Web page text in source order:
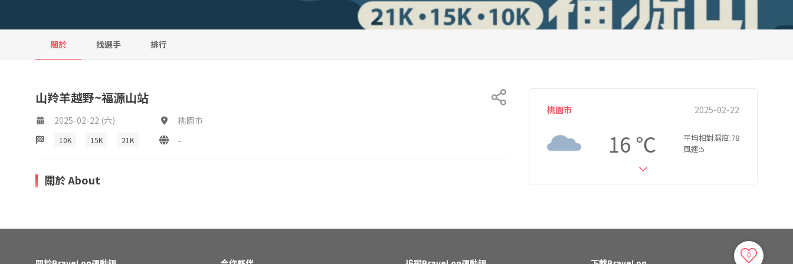
0
關於 找選手 排行
山羚羊越野~福源山站
2025-02-22 (六)
10K 15K 21K
桃園市
-
關於 About
桃園市 2025-02-22
16
平均相對濕度:78
風速:5